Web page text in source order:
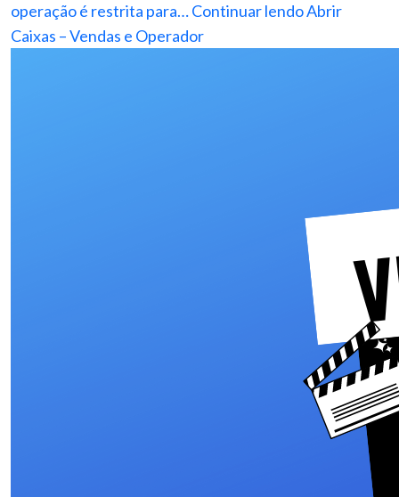
operação é restrita para…Continuar lendoAbrir
Caixas – Vendas e Operador